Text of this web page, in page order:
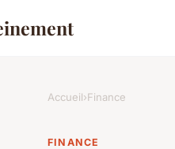
Accueil›Finance
FINANCE